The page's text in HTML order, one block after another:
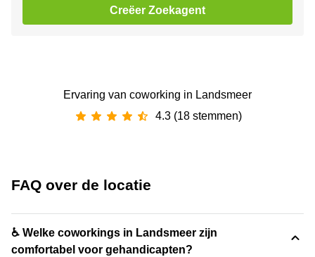
Creëer Zoekagent
Ervaring van ‪coworking‬ in Landsmeer
4.3 (18 stemmen)
FAQ over de locatie
♿ Welke coworkings in Landsmeer zijn
comfortabel voor gehandicapten?